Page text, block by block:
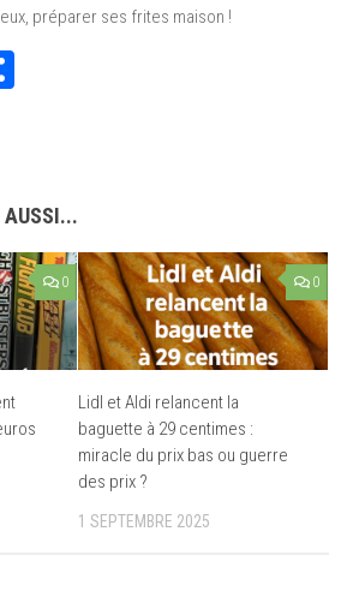
préparer ses frites maison !
AUSSI...
0 0
Lidl et Aldi relancent la
baguette à 29 centimes :
miracle du prix bas ou guerre
des prix ?
1 SEPTEMBRE 2025